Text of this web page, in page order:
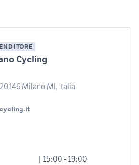
Cycling
Milano MI, Italia
| 15:00 - 19:00